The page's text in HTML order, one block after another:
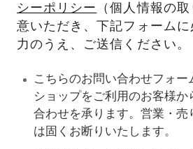
シーポリシー
（個人情報の
意いただき、下記フォームに
力のうえ、ご送信ください。
こちらのお問い合わせフォー
ショップをご利用のお客様か
合わせを承ります。営業・売
は固くお断りいたします。